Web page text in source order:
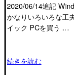
2020/06/14追記
かなりいろいろな工
イック PCを買う …
続きを読む